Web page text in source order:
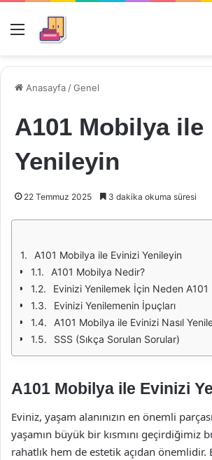
Menü
Anasayfa /Genel
A101 Mobilya ile
Yenileyin
22 Temmuz 2025 3 dakika okuma süresi
A101 Mobilya ile Evinizi Yenileyin
A101 Mobilya Nedir?
Evinizi Yenilemek İçin Neden A101
Evinizi Yenilemenin İpuçları
A101 Mobilya ile Evinizi Nasıl
SSS (Sıkça Sorulan Sorular)
A101 Mobilya ile Evinizi
Eviniz, yaşam alanınızın en önemli
yaşamın büyük bir kısmını geçirdiğimiz
rahatlık hem de estetik açıdan önemlidir.